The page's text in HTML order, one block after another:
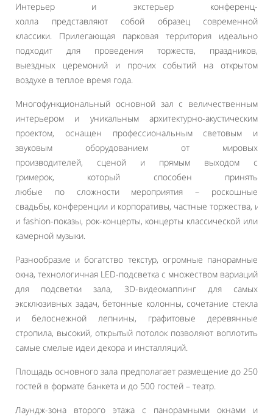
Интерьер и экстерьер конференц-
холла представляют собой образец современной
классики. Прилегающая парковая территория идеально
подходит для проведения торжеств, праздников,
выездных церемоний и прочих событий на открытом
воздухе в теплое время года.
Многофункциональный основной зал с величественным
интерьером и уникальным архитектурно-акустическим
проектом, оснащен профессиональным световым и
звуковым оборудованием от мировых
производителей, сценой и прямым выходом с
гримерок, который способен принять
любые по сложности мероприятия – роскошные
свадьбы, конференции и корпоративы, частные торжества,
и fashion-показы, рок-концерты, концерты классической или
камерной музыки.
Разнообразие и богатство текстур, огромные панорамные
окна, технологичная LED-подсветка с множеством вариаций
для подсветки зала, 3D-видеомаппинг для самых
эксклюзивных задач, бетонные колонны, сочетание стекла
и белоснежной лепнины, графитовые деревянные
стропила, высокий, открытый потолок позволяют воплотить
самые смелые идеи декора и инсталляций.
Площадь основного зала предполагает размещение до 250
гостей в формате банкета и до 500 гостей – театр.
Лаундж-зона второго этажа с панорамными окнами и